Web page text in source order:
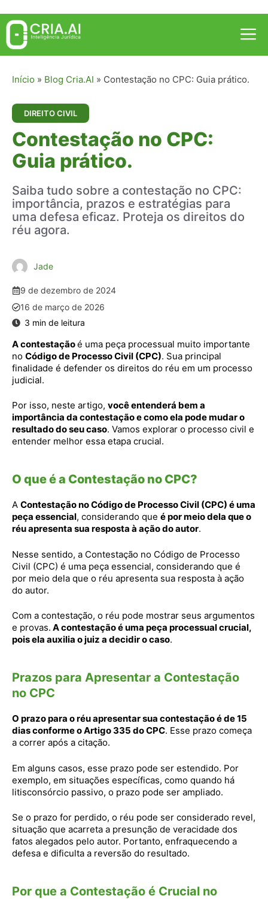
Pular
para
conteúdo
Início » Blog Cria.AI » Contestação no CPC: Guia prático.
DIREITO CIVIL
Contestação no CPC:
Guia prático.
Saiba tudo sobre a contestação no CPC:
importância, prazos e estratégias para
uma defesa eficaz. Proteja os direitos do
réu agora.
Jade
9 de dezembro de 2024
16 de março de 2026
A contestaçãoé uma peça processual muito importante
no Código de Processo Civil (CPC). Sua principal
finalidade é defender os direitos do réu em um processo
judicial.
Por isso, neste artigo, você entenderá bem a
importância da contestação e como ela pode mudar o
resultado do seu caso. Vamos explorar o processo civil e
entender melhor essa etapa crucial.
O que é a Contestação no CPC?
A Contestação no Código de Processo Civil (CPC) é uma
peça essencial, considerando que é por meio dela que o
réu apresenta sua resposta à ação do autor.
Nesse sentido, a Contestação no Código de Processo
Civil (CPC) é uma peça essencial, considerando que é
por meio dela que o réu apresenta sua resposta à ação
do autor.
Com a contestação, o réu pode mostrar seus argumentos
e provas. A contestação é uma peça processual crucial,
pois ela auxilia o juiz a decidir o caso.
Prazos para Apresentar a Contestação
no CPC
O prazo para o réu apresentar sua contestação é de 15
dias conforme o Artigo 335 do CPC. Esse prazo começa
a correr após a citação.
Em alguns casos, esse prazo pode ser estendido. Por
exemplo, em situações específicas, como quando há
litisconsórcio passivo, o prazo pode ser ampliado.
Se o prazo for perdido, o réu pode ser considerado revel,
situação que acarreta a presunção de veracidade dos
fatos alegados pelo autor. Portanto, enfraquecendo a
defesa e dificulta a reversão do resultado.
Por que a Contestação é Crucial no